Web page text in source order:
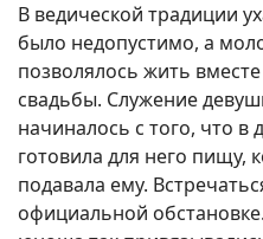
В ведической традиции
было недопустимо, а
позволялось жить
свадьбы. Служение
начиналось с того, что в
готовила для него пищу,
подавала ему.
официальной